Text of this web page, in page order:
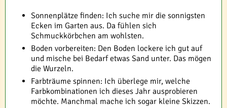
Sonnenplätze finden: Ich suche mir die sonnigsten
Ecken im Garten aus. Da fühlen sich
Schmuckkörbchen am wohlsten.
Boden vorbereiten: Den Boden lockere ich gut auf
und mische bei Bedarf etwas Sand unter. Das mögen
die Wurzeln.
Farbträume spinnen: Ich überlege mir, welche
Farbkombinationen ich dieses Jahr ausprobieren
möchte. Manchmal mache ich sogar kleine Skizzen.